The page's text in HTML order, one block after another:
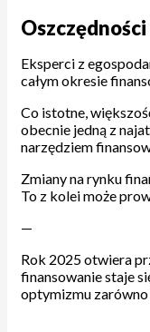
Eksperci z
całym okresie
Co istotne,
obecnie jedną z
narzędziem
Zmiany na rynku
To z kolei może
—
Rok 2025 otwiera
finansowanie staje
optymizmu